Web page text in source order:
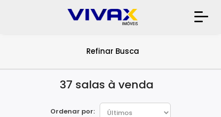
Refinar Busca
37 salas à venda
Ordenar por: